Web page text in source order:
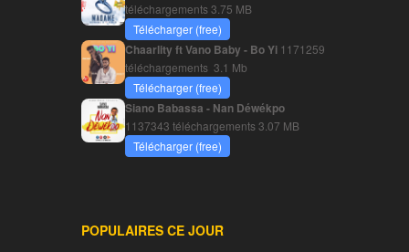
téléchargements3.75 MB
Télécharger (free)
Chaarlity ft Vano Baby - Bo Yi 1171259
téléchargements 3.1 Mb
Télécharger (free)
Siano Babassa - Nan Déwékpo
1137343 téléchargements3.07 MB
Télécharger (free)
POPULAIRES CE JOUR